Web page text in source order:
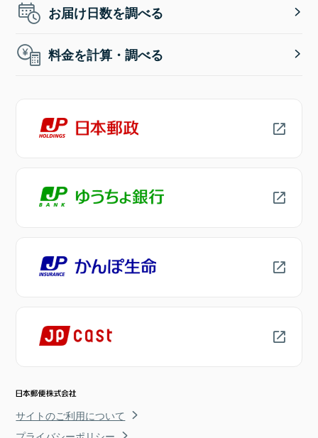
お届け日数を調べる
料金を計算・調べる
サイトのご利用について